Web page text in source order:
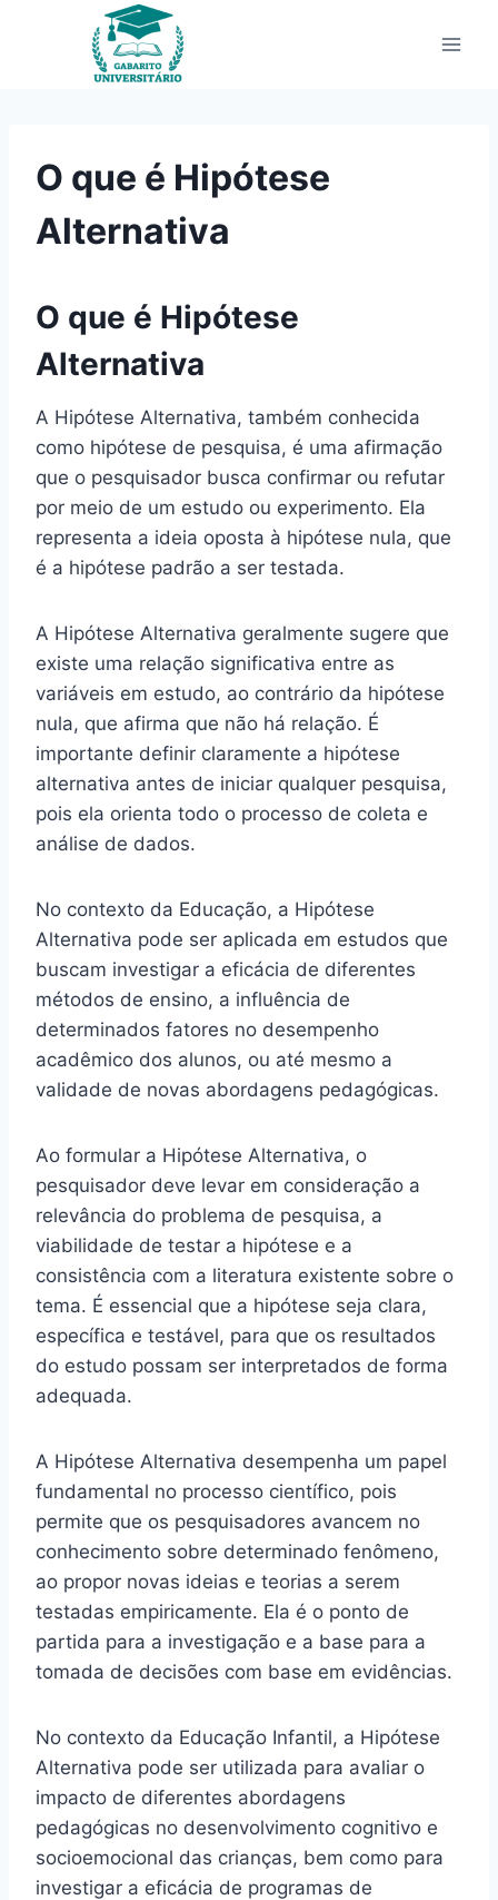
O que é Hipótese
Alternativa
O que é Hipótese
Alternativa
A Hipótese Alternativa, também conhecida
como hipótese de pesquisa, é uma afirmação
que o pesquisador busca confirmar ou refutar
por meio de um estudo ou experimento. Ela
representa a ideia oposta à hipótese nula, que
é a hipótese padrão a ser testada.
A Hipótese Alternativa geralmente sugere que
existe uma relação significativa entre as
variáveis em estudo, ao contrário da hipótese
nula, que afirma que não há relação. É
importante definir claramente a hipótese
alternativa antes de iniciar qualquer pesquisa,
pois ela orienta todo o processo de coleta e
análise de dados.
No contexto da Educação, a Hipótese
Alternativa pode ser aplicada em estudos que
buscam investigar a eficácia de diferentes
métodos de ensino, a influência de
determinados fatores no desempenho
acadêmico dos alunos, ou até mesmo a
validade de novas abordagens pedagógicas.
Ao formular a Hipótese Alternativa, o
pesquisador deve levar em consideração a
relevância do problema de pesquisa, a
viabilidade de testar a hipótese e a
consistência com a literatura existente sobre o
tema. É essencial que a hipótese seja clara,
específica e testável, para que os resultados
do estudo possam ser interpretados de forma
adequada.
A Hipótese Alternativa desempenha um papel
fundamental no processo científico, pois
permite que os pesquisadores avancem no
conhecimento sobre determinado fenômeno,
ao propor novas ideias e teorias a serem
testadas empiricamente. Ela é o ponto de
partida para a investigação e a base para a
tomada de decisões com base em evidências.
No contexto da Educação Infantil, a Hipótese
Alternativa pode ser utilizada para avaliar o
impacto de diferentes abordagens
pedagógicas no desenvolvimento cognitivo e
socioemocional das crianças, bem como para
investigar a eficácia de programas de